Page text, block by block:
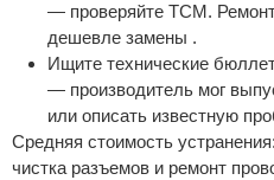
— проверяйте TCM.
дешевле замены .
Ищите технические
— производитель мог
или описать известную
Средняя стоимость
чистка разъемов и ремонт